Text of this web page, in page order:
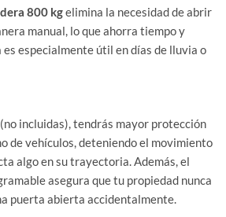
800 kgelimina la necesidad de abrir
manual, lo que ahorra tiempo y
especialmente útil en días de lluvia o
incluidas), tendrás mayor protección
de vehículos, deteniendo el movimiento
algo en su trayectoria. Además, el
asegura que tu propiedad nunca
puerta abierta accidentalmente.